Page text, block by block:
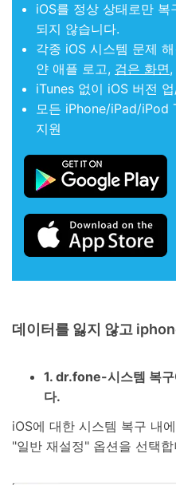
iOS를 정상 상태로만 복
되지 않습니다.
각종 iOS 시스템 문제 해
얀 애플 로고, 검은 화면
iTunes 없이 iOS 버전
모든 iPhone/iPad/iPod
지원
데이터를 잃지 않고
1. dr.fone-시스템 복
다.
iOS에 대한 시스템 복구 내
"일반 재설정" 옵션을 선택합